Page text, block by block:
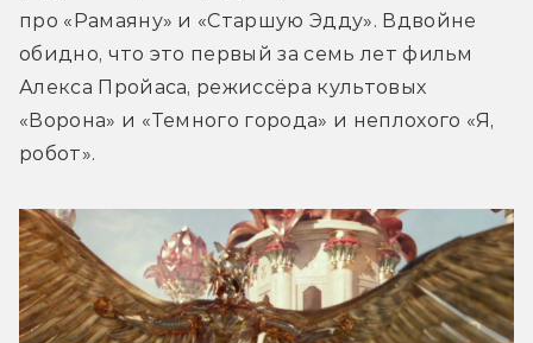
про «Рамаяну» и «Старшую Эдду». Вдвойне
обидно, что это первый за семь лет фильм
Алекса Пройаса, режиссёра культовых
«Ворона» и «Темного города» и неплохого «Я,
робот».